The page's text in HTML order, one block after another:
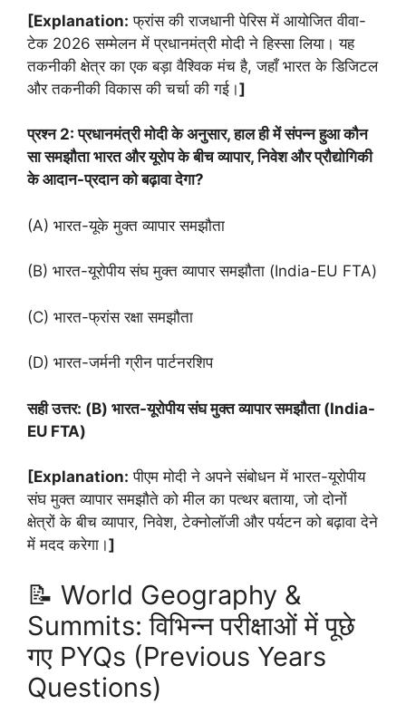
[Explanation: फ्रांस की राजधानी पेरिस में आयोजित वीवा-
टेक 2026 सम्मेलन में प्रधानमंत्री मोदी ने हिस्सा लिया। यह
तकनीकी क्षेत्र का एक बड़ा वैश्विक मंच है, जहाँ भारत के डिजिटल
और तकनीकी विकास की चर्चा की गई।]
प्रश्न 2: प्रधानमंत्री मोदी के अनुसार, हाल ही में संपन्न हुआ कौन
सा समझौता भारत और यूरोप के बीच व्यापार, निवेश और प्रौद्योगिकी
के आदान-प्रदान को बढ़ावा देगा?
(A) भारत-यूके मुक्त व्यापार समझौता
(B) भारत-यूरोपीय संघ मुक्त व्यापार समझौता (India-EU FTA)
(C) भारत-फ्रांस रक्षा समझौता
(D) भारत-जर्मनी ग्रीन पार्टनरशिप
सही उत्तर: (B) भारत-यूरोपीय संघ मुक्त व्यापार समझौता (India-
EU FTA)
[Explanation: पीएम मोदी ने अपने संबोधन में भारत-यूरोपीय
संघ मुक्त व्यापार समझौते को मील का पत्थर बताया, जो दोनों
क्षेत्रों के बीच व्यापार, निवेश, टेक्नोलॉजी और पर्यटन को बढ़ावा देने
में मदद करेगा।]
📝 World Geography &
Summits: विभिन्न परीक्षाओं में पूछे
गए PYQs (Previous Years
Questions)